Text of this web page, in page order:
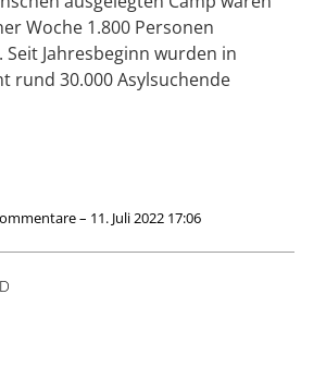
Woche 1.800 Personen
Jahresbeginn wurden in
rund 30.000 Asylsuchende
– 11. Juli 2022 17:06